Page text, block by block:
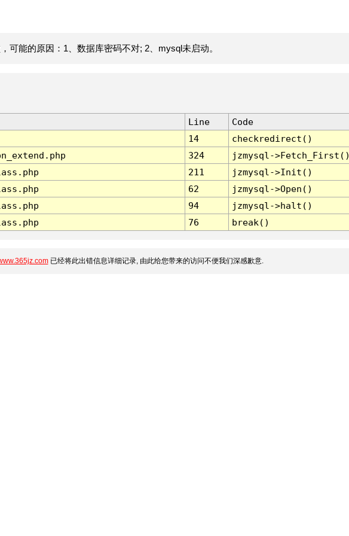
可能的原因：1、数据库密码不对; 2、mysql未启动。
Line
Code
14
checkredirect()
324
jzmysql-
211
jzmysql->Init()
62
jzmysql->Open()
94
jzmysql->halt()
76 break()
已经将此出错信息详细记录, 由此给您带来的访问不便我们深感歉意.